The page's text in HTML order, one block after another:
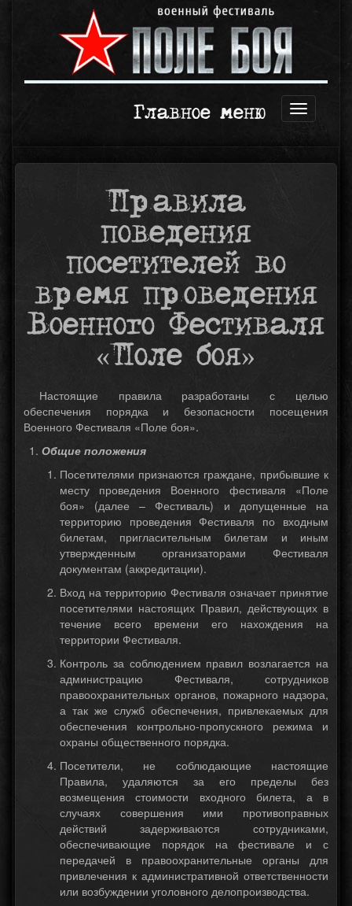
Открыть
Главное меню
Правила
поведения
посетителей во
время проведения
Военного Фестиваля
«Поле боя»
Настоящие правила разработаны с целью
обеспечения порядка и безопасности посещения
Военного Фестиваля «Поле боя».
Общие положения
Посетителями признаются граждане, прибывшие к
месту проведения Военного фестиваля «Поле
боя» (далее – Фестиваль) и допущенные на
территорию проведения Фестиваля по входным
билетам, пригласительным билетам и иным
утвержденным организаторами Фестиваля
документам (аккредитации).
Вход на территорию Фестиваля означает принятие
посетителями настоящих Правил, действующих в
течение всего времени его нахождения на
территории Фестиваля.
Контроль за соблюдением правил возлагается на
администрацию Фестиваля, сотрудников
правоохранительных органов, пожарного надзора,
а так же служб обеспечения, привлекаемых для
обеспечения контрольно-пропускного режима и
охраны общественного порядка.
Посетители, не соблюдающие настоящие
Правила, удаляются за его пределы без
возмещения стоимости входного билета, а в
случаях совершения ими противоправных
действий задерживаются сотрудниками,
обеспечивающие порядок на фестивале и с
передачей в правоохранительные органы для
привлечения к административной ответственности
или возбуждении уголовного делопроизводства.